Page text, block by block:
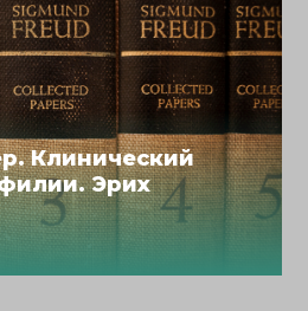
Клинический
Эрих